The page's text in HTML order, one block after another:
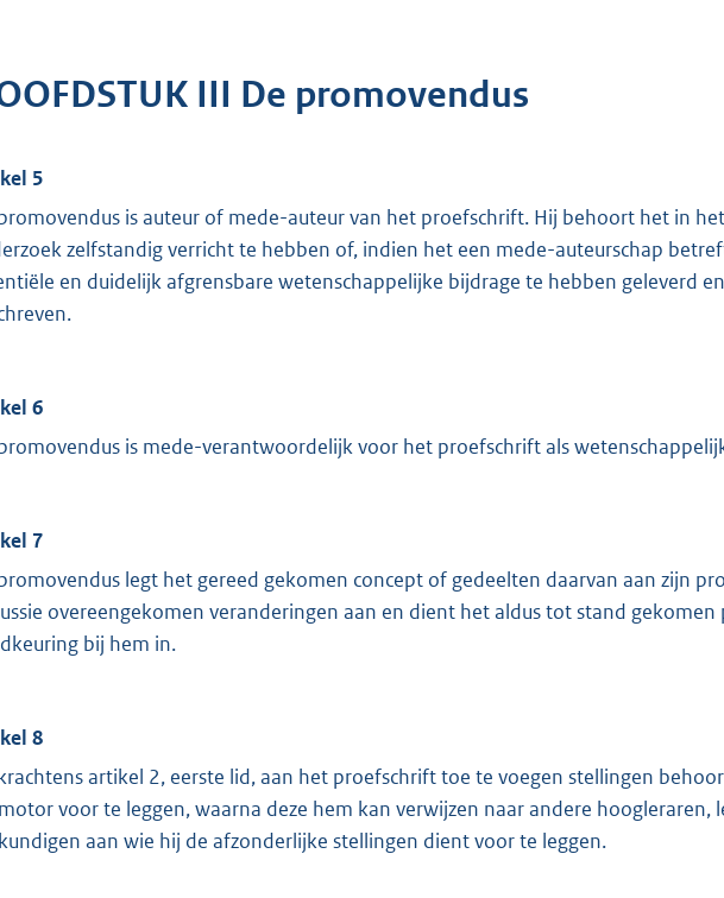
III De promovendus
5
is auteur of mede-auteur van het proefschrift. Hij behoort het in
zelfstandig verricht te hebben of, indien het een mede-auteurschap
en duidelijk afgrensbare wetenschappelijke bijdrage te hebben geleverd
6
is mede-verantwoordelijk voor het proefschrift als
7
legt het gereed gekomen concept of gedeelten daarvan aan zijn
overeengekomen veranderingen aan en dient het aldus tot stand
bij hem in.
8
artikel 2, eerste lid, aan het proefschrift toe te voegen stellingen
voor te leggen, waarna deze hem kan verwijzen naar andere hoogleraren,
aan wie hij de afzonderlijke stellingen dient voor te leggen.